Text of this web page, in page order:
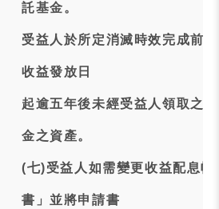
託基金。
受益人於所定消滅時效完成前
收益發放日
起逾五年後未經受益人領取之
金之資產。
(七)受益人如需變更收益配息
書」並將申請書